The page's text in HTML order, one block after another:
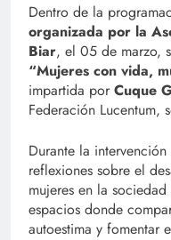
Dentro de la
organizada por la
Biar, el 05 de marzo,
“Mujeres con vida,
impartida por Cuque
Federación Lucentum,
Durante la
reflexiones sobre el
mujeres en la
espacios donde
autoestima y fomentar